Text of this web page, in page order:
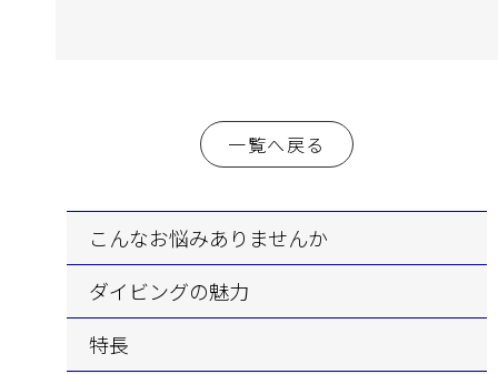
一覧へ戻る
こんなお悩みありませんか
ダイビングの魅力
特長